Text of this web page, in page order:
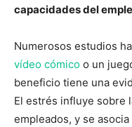
capacidades del
Numerosos estudios
vídeo cómico o un
beneficio tiene una
El estrés influye sobre
empleados, y se